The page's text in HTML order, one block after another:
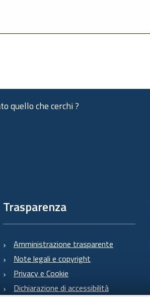
quello che cerchi ?
Trasparenza
Amministrazione trasparente
Note legali e copyright
Privacy e Cookie
Dichiarazione di accessibilità